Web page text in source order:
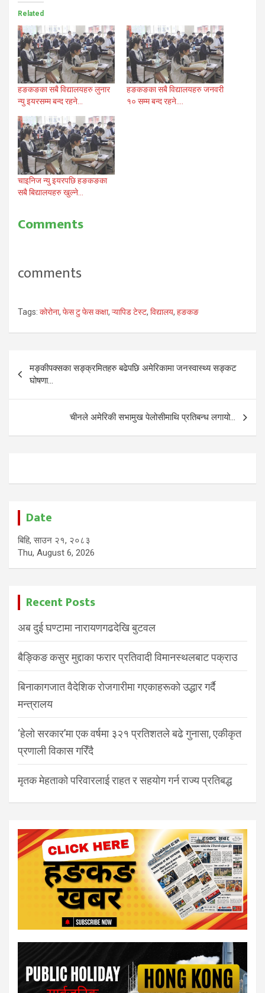
Related
हङकङका सबै विद्यालयहरु लुनार
न्यु इयरसम्म बन्द रहने…
हङकङका सबै विद्यालयहरु जनवरी
१० सम्म बन्द रहने….
चाइनिज न्यु इयरपछि हङकङका
सबै बिद्यालयहरु खुल्ने…
Comments
comments
Tags: कोरोना, फेस टु फेस कक्षा, ऱ्यापिड टेस्ट, विद्यालय, हङकङ
Post
navigation
मङ्कीपक्सका सङ्क्रमितहरु बढेपछि अमेरिकामा जनस्वास्थ्य सङ्कट
घोषणा…
चीनले अमेरिकी सभामुख पेलोसीमाथि प्रतिबन्ध लगायो…
Date
बिहि, साउन २१, २०८३
Thu, August 6, 2026
Recent Posts
अब दुई घण्टामा नारायणगढदेखि बुटवल
बैङ्किङ कसुर मुद्दाका फरार प्रतिवादी विमानस्थलबाट पक्राउ
बिनाकागजात वैदेशिक रोजगारीमा गएकाहरूको उद्धार गर्दै
मन्त्रालय
‘हेलो सरकार’मा एक वर्षमा ३२१ प्रतिशतले बढे गुनासा, एकीकृत
प्रणाली विकास गरिँदै
मृतक मेहताको परिवारलाई राहत र सहयोग गर्न राज्य प्रतिबद्ध